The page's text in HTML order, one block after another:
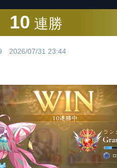
10 連勝
2026/07/31 23:44